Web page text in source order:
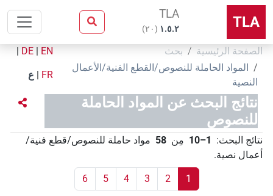
TLA
TLA
۱.٥.٢ (٢٠)
الصفحة الرئيسية
بحث
المواد الحاملة للنصوص/القطع الفنية/الأعمال
النصية
EN
|
DE
|
FR ع
نتائج البحث عن المواد الحاملة
للنصوص
نتائج البحث:
1–10 مِن 58 مواد حاملة للنصوص/قطع فنية/
أعمال نصية.
1
2
3
4
5
6